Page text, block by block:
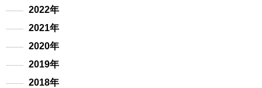
2022年
2021年
2020年
2019年
2018年